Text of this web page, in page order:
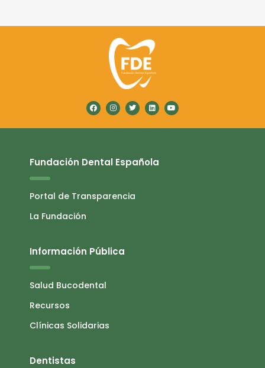
Fundación Dental Española
Portal de Transparencia
La Fundación
Información Pública
Salud Bucodental
Recursos
Clínicas Solidarias
Dentistas